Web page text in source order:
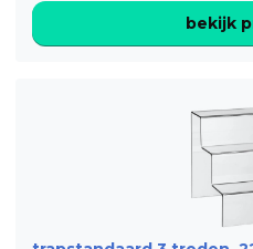
bekijk